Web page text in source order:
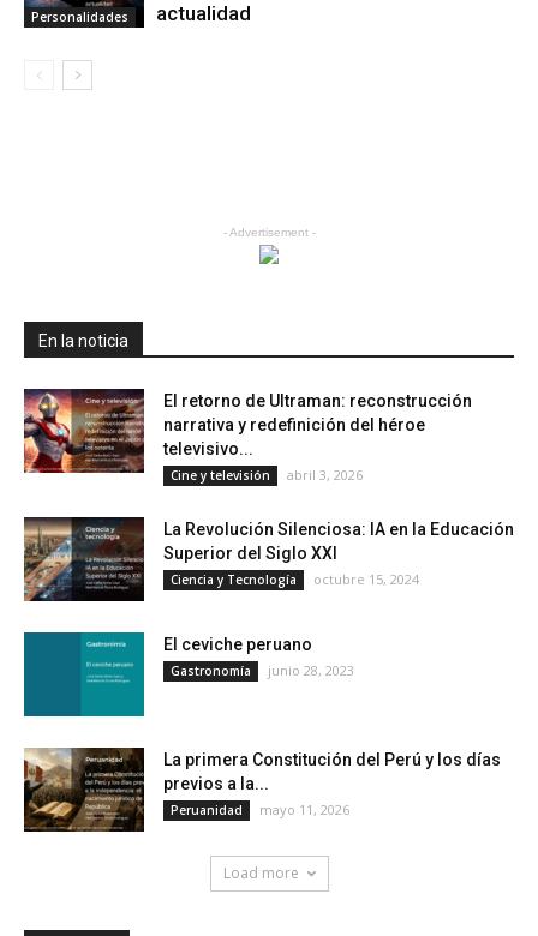
Personalidades actualidad
- Advertisement -
En la noticia
El retorno de Ultraman: reconstrucción
narrativa y redefinición del héroe
televisivo...
Cine y televisión abril 3, 2026
La Revolución Silenciosa: IA en la Educación
Superior del Siglo XXI
Ciencia y Tecnología octubre 15, 2024
El ceviche peruano
Gastronomía junio 28, 2023
La primera Constitución del Perú y los días
previos a la...
Peruanidad mayo 11, 2026
Load more